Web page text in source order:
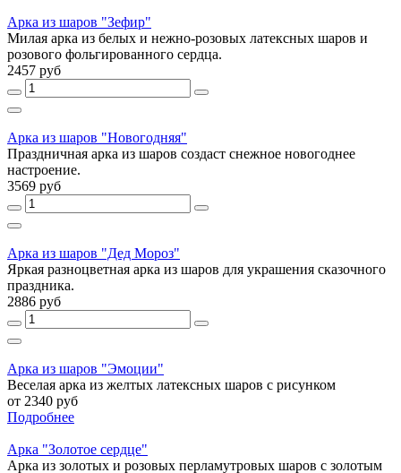
Арка из шаров "Зефир"
Милая арка из белых и нежно-розовых латексных шаров и
розового фольгированного сердца.
2457 руб
Арка из шаров "Новогодняя"
Праздничная арка из шаров создаст снежное новогоднее
настроение.
3569 руб
Арка из шаров "Дед Мороз"
Яркая разноцветная арка из шаров для украшения сказочного
праздника.
2886 руб
Арка из шаров "Эмоции"
Веселая арка из желтых латексных шаров с рисунком
от 2340 руб
Подробнее
Арка "Золотое сердце"
Арка из золотых и розовых перламутровых шаров с золотым